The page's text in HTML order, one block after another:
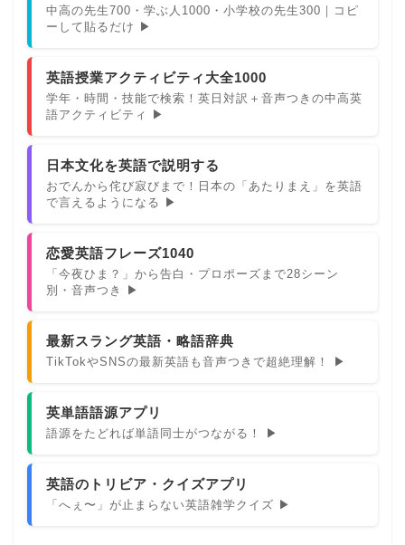
中高の先生700・学ぶ人1000・小学校の先生300｜コピ
ーして貼るだけ ▶
英語授業アクティビティ大全1000
学年・時間・技能で検索！英日対訳＋音声つきの中高英
語アクティビティ ▶
日本文化を英語で説明する
おでんから侘び寂びまで！日本の「あたりまえ」を英語
で言えるようになる ▶
恋愛英語フレーズ1040
「今夜ひま？」から告白・プロポーズまで28シーン
別・音声つき ▶
最新スラング英語・略語辞典
TikTokやSNSの最新英語も音声つきで超絶理解！ ▶
英単語語源アプリ
語源をたどれば単語同士がつながる！ ▶
英語のトリビア・クイズアプリ
「へぇ〜」が止まらない英語雑学クイズ ▶